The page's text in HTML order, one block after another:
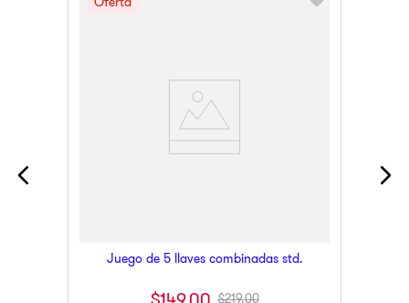
Juego de 5 llaves combinadas std.
$219.00